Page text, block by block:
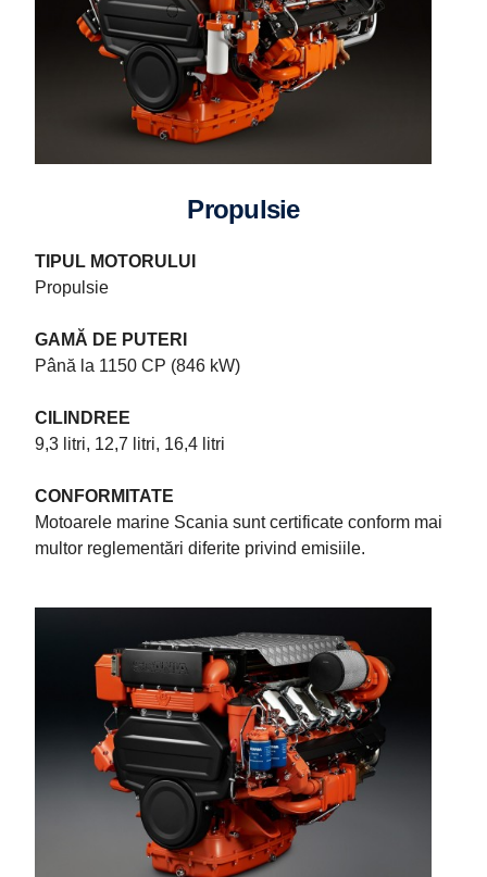
Propulsie
TIPUL MOTORULUI
Propulsie
GAMĂ DE PUTERI
Până la 1150 CP (846 kW)
CILINDREE
9,3 litri, 12,7 litri, 16,4 litri
CONFORMITATE
Motoarele marine Scania sunt certificate conform mai
multor reglementări diferite privind emisiile.